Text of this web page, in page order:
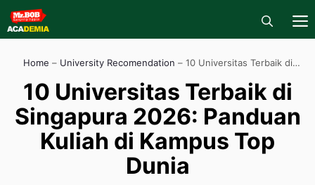
Skip
to
content
Home – University Recomendation – 10 Universitas Terbaik di
10 Universitas Terbaik di
Singapura 2026: Panduan
Kuliah di Kampus Top
Dunia